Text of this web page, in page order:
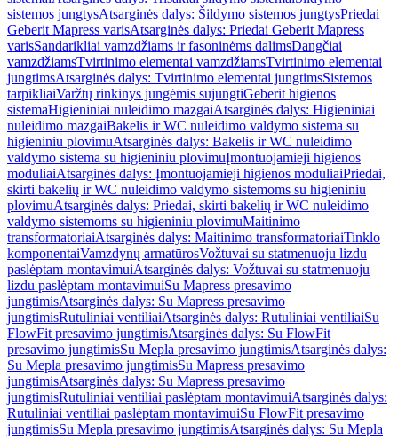
sistemos jungtysAtsarginės dalys: Šildymo sistemos jungtysPriedai
Geberit Mapress varisAtsarginės dalys: Priedai Geberit Mapress
varisSandarikliai vamzdžiams ir fasoninėms dalimsDangčiai
vamzdžiamsTvirtinimo elementai vamzdžiamsTvirtinimo elementai
jungtimsAtsarginės dalys: Tvirtinimo elementai jungtimsSistemos
tarpikliaiVaržtų rinkinys jungėmis sujungtiGeberit higienos
sistemaHigieniniai nuleidimo mazgaiAtsarginės dalys: Higieniniai
nuleidimo mazgaiBakelis ir WC nuleidimo valdymo sistema su
higieniniu plovimuAtsarginės dalys: Bakelis ir WC nuleidimo
valdymo sistema su higieniniu plovimuĮmontuojamieji higienos
moduliaiAtsarginės dalys: Įmontuojamieji higienos moduliaiPriedai,
skirti bakelių ir WC nuleidimo valdymo sistemoms su higieniniu
plovimuAtsarginės dalys: Priedai, skirti bakelių ir WC nuleidimo
valdymo sistemoms su higieniniu plovimuMaitinimo
transformatoriaiAtsarginės dalys: Maitinimo transformatoriaiTinklo
komponentaiVamzdynų armatūrosVožtuvai su statmenuoju lizdu
paslėptam montavimuiAtsarginės dalys: Vožtuvai su statmenuoju
lizdu paslėptam montavimuiSu Mapress presavimo
jungtimisAtsarginės dalys: Su Mapress presavimo
jungtimisRutuliniai ventiliaiAtsarginės dalys: Rutuliniai ventiliaiSu
FlowFit presavimo jungtimisAtsarginės dalys: Su FlowFit
presavimo jungtimisSu Mepla presavimo jungtimisAtsarginės dalys:
Su Mepla presavimo jungtimisSu Mapress presavimo
jungtimisAtsarginės dalys: Su Mapress presavimo
jungtimisRutuliniai ventiliai paslėptam montavimuiAtsarginės dalys:
Rutuliniai ventiliai paslėptam montavimuiSu FlowFit presavimo
jungtimisSu Mepla presavimo jungtimisAtsarginės dalys: Su Mepla